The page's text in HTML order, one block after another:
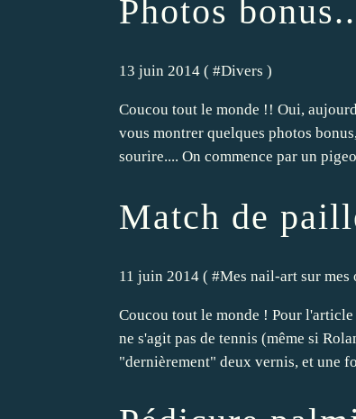
Photos
13 juin 2014 ( #Divers )
Coucou tout le monde !! Oui,
vous montrer quelques photos
sourire.... On commence par un
Match de
11 juin 2014 ( #Mes nail-art sur mes
Coucou tout le monde ! Pour
ne s'agit pas de tennis (même si
"dernièrement" deux vernis, et une